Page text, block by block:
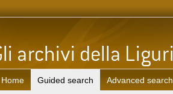
Home Guided search Advanced search